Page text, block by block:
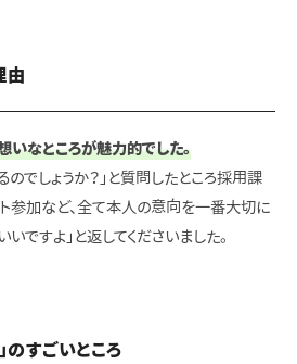
由
いなところが魅力的でした。
のでしょうか？」と質問したところ採用課
参加など、全て本人の意向を一番大切に
ですよ」と返してくださいました。
のすごいところ